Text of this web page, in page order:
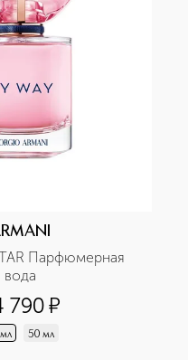
Парфюмерная
вода
790¤
50 мл